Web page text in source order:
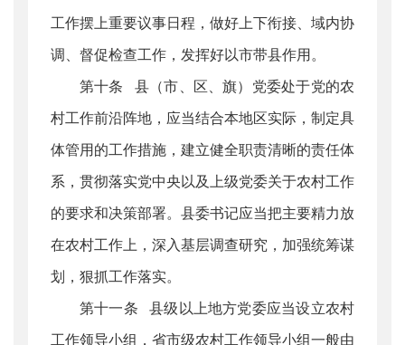
工作摆上重要议事日程，做好上下衔接、域内协
调、督促检查工作，发挥好以市带县作用。
第十条 县（市、区、旗）党委处于党的农
村工作前沿阵地，应当结合本地区实际，制定具
体管用的工作措施，建立健全职责清晰的责任体
系，贯彻落实党中央以及上级党委关于农村工作
的要求和决策部署。县委书记应当把主要精力放
在农村工作上，深入基层调查研究，加强统筹谋
划，狠抓工作落实。
第十一条 县级以上地方党委应当设立农村
工作领导小组，省市级农村工作领导小组一般由